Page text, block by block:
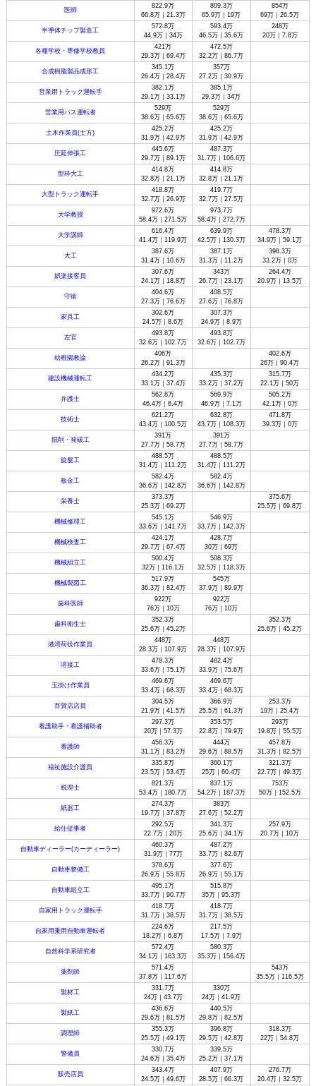
医師
822.9万
66.8万｜21.3万
809.3万
65.9万｜19万
854万
69万｜26.5万
半導体チップ製造工
572.8万
44.9万｜34万
593.4万
46.5万｜35.6万
248万
20万｜7.8万
各種学校・専修学校教員
421万
29.3万｜69.4万
472.5万
32.2万｜86.7万
合成樹脂製品成形工
345.1万
26.4万｜28.4万
357万
27.2万｜30.9万
営業用トラック運転手
382.1万
29.1万｜33.1万
385.1万
29.3万｜34万
営業用バス運転者
529万
38.6万｜65.6万
529万
38.6万｜65.6万
土木作業員(土方)
425.2万
31.9万｜42.9万
425.2万
31.9万｜42.9万
圧延伸張工
445.6万
29.7万｜89.1万
487.3万
31.7万｜106.6万
型枠大工
414.8万
32.8万｜21.1万
414.8万
32.8万｜21.1万
大型トラック運転手
418.8万
32.7万｜26.9万
419.7万
32.7万｜27.5万
大学教授
972.6万
58.4万｜271.5万
973.7万
58.4万｜272.7万
大学講師
616.4万
41.4万｜119.9万
639.9万
42.5万｜130.3万
478.3万
34.9万｜59.1万
大工
387.6万
31.4万｜10.6万
387.1万
31.3万｜11.2万
398.3万
33.2万｜0万
娯楽接客員
307.6万
24.1万｜18.8万
343万
26.7万｜23.1万
264.4万
20.9万｜13.5万
守衛
404.6万
27.3万｜76.6万
408.5万
27.6万｜76.8万
家具工
302.6万
24.5万｜8.6万
307.3万
24.9万｜8.9万
左官
493.8万
32.6万｜102.7万
493.8万
32.6万｜102.7万
幼稚園教諭
406万
26.2万｜91.3万
402.6万
26万｜90.4万
建設機械運転工
434.2万
33.1万｜37.4万
435.3万
33.2万｜37.2万
315.7万
22.1万｜50万
弁護士
562.8万
46.4万｜6.4万
569.9万
46.9万｜7.1万
505.2万
42.1万｜0万
技術士
621.2万
43.4万｜100.5万
632.8万
43.7万｜108.3万
471.8万
39.3万｜0万
掘削・発破工
391万
27.7万｜58.7万
391万
27.7万｜58.7万
旋盤工
488.5万
31.4万｜111.2万
488.5万
31.4万｜111.2万
板金工
582.4万
36.6万｜142.8万
582.4万
36.6万｜142.8万
栄養士
373.3万
25.3万｜69.2万
375.6万
25.5万｜69.8万
機械修理工
545.1万
33.6万｜141.7万
546.9万
33.7万｜142.3万
機械検査工
424.1万
29.7万｜67.4万
428.7万
30万｜69万
機械組立工
500.4万
32万｜116.1万
508.3万
32.5万｜118.3万
機械製図工
517.9万
36.3万｜82.4万
545万
37.9万｜89.9万
歯科医師
922万
76万｜10万
922万
76万｜10万
歯科衛生士
352.3万
25.6万｜45.2万
352.3万
25.6万｜45.2万
港湾荷役作業員
448万
28.3万｜107.9万
448万
28.3万｜107.9万
溶接工
478.3万
33.6万｜75.1万
482.4万
33.9万｜75.6万
玉掛け作業員
469.6万
33.4万｜68.3万
469.6万
33.4万｜68.3万
百貨店店員
304.5万
21.9万｜41.5万
366.9万
25.5万｜61.3万
253.3万
19万｜25.4万
看護助手・看護補助者
297.3万
20万｜57.3万
353.5万
22.8万｜79.9万
293万
19.8万｜55.5万
看護師
456.3万
31.1万｜83.2万
444万
29.6万｜88.5万
457.8万
31.3万｜82.5万
福祉施設介護員
335.8万
23.5万｜53.4万
360.1万
25万｜60.4万
321.3万
22.7万｜49.3万
税理士
821.3万
53.4万｜180.7万
837.1万
54.2万｜187.3万
753万
50万｜152.5万
紙器工
274.3万
19.7万｜37.8万
383万
27.6万｜52.2万
給仕従事者
292.5万
22.7万｜20万
341.3万
25.6万｜34.1万
257.9万
20.7万｜10万
自動車ディーラー(カーディーラー)
460.3万
31.9万｜77万
487.2万
33.7万｜82.6万
自動車整備工
378.6万
26.9万｜55.8万
377.6万
26.9万｜55.1万
自動車組立工
495.1万
33.7万｜90.7万
515.8万
35万｜95.3万
自家用トラック運転手
418.7万
31.7万｜38.5万
418.7万
31.7万｜38.5万
自家用乗用自動車運転者
224.6万
18.2万｜6.8万
217.5万
17.5万｜7.9万
自然科学系研究者
572.4万
34.1万｜163.3万
580.3万
35.3万｜156.4万
薬剤師
571.4万
37.8万｜117.6万
543万
35.5万｜116.5万
製材工
331.7万
24万｜43.7万
330万
24万｜41.9万
製紙工
436.6万
29.6万｜81.5万
440.5万
29.8万｜82.5万
調理師
355.3万
25.5万｜49.1万
396.8万
29.5万｜42.8万
318.3万
22万｜54.8万
警備員
330.7万
24.6万｜35.4万
339.5万
25.2万｜37.1万
販売店員
343.4万
24.5万｜49.6万
407.9万
28.5万｜66.3万
276.7万
20.4万｜32.5万